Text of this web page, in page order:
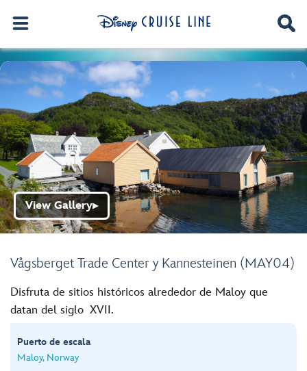
Vågsberget Trade Center y Kannesteinen (MAY04)
View Gallery▶
Disfruta de sitios históricos alrededor de Maloy que
datan del siglo XVII.
Puerto de escala
Maloy, Norway